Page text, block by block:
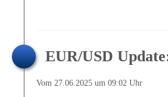
EUR/USD
Vom 27.06.2025 um 09:02 Uhr